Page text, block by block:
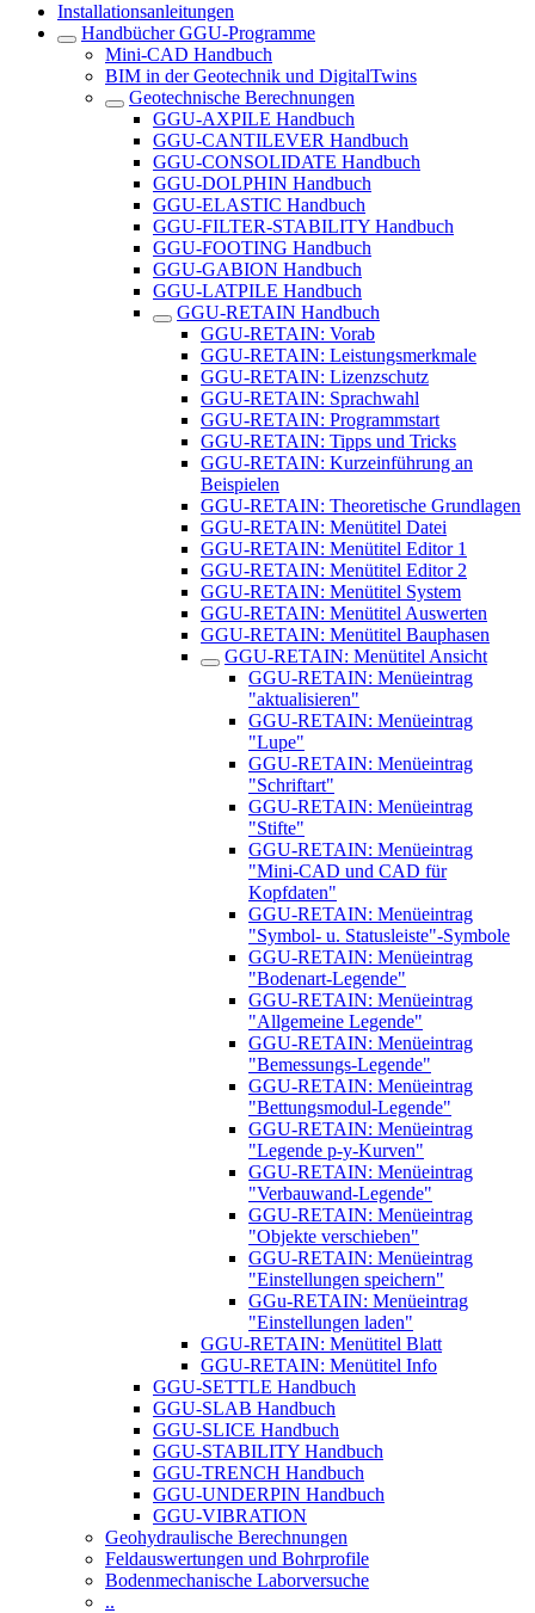
Installationsanleitungen
Handbücher GGU-Programme
Mini-CAD Handbuch
BIM in der Geotechnik und DigitalTwins
Geotechnische Berechnungen
GGU-AXPILE Handbuch
GGU-CANTILEVER Handbuch
GGU-CONSOLIDATE Handbuch
GGU-DOLPHIN Handbuch
GGU-ELASTIC Handbuch
GGU-FILTER-STABILITY Handbuch
GGU-FOOTING Handbuch
GGU-GABION Handbuch
GGU-LATPILE Handbuch
GGU-RETAIN Handbuch
GGU-RETAIN: Vorab
GGU-RETAIN: Leistungsmerkmale
GGU-RETAIN: Lizenzschutz
GGU-RETAIN: Sprachwahl
GGU-RETAIN: Programmstart
GGU-RETAIN: Tipps und Tricks
GGU-RETAIN: Kurzeinführung an
Beispielen
GGU-RETAIN: Theoretische Grundlagen
GGU-RETAIN: Menütitel Datei
GGU-RETAIN: Menütitel Editor 1
GGU-RETAIN: Menütitel Editor 2
GGU-RETAIN: Menütitel System
GGU-RETAIN: Menütitel Auswerten
GGU-RETAIN: Menütitel Bauphasen
GGU-RETAIN: Menütitel Ansicht
GGU-RETAIN: Menüeintrag
"aktualisieren"
GGU-RETAIN: Menüeintrag
"Lupe"
GGU-RETAIN: Menüeintrag
"Schriftart"
GGU-RETAIN: Menüeintrag
"Stifte"
GGU-RETAIN: Menüeintrag
"Mini-CAD und CAD für
Kopfdaten"
GGU-RETAIN: Menüeintrag
"Symbol- u. Statusleiste"-Symbole
GGU-RETAIN: Menüeintrag
"Bodenart-Legende"
GGU-RETAIN: Menüeintrag
"Allgemeine Legende"
GGU-RETAIN: Menüeintrag
"Bemessungs-Legende"
GGU-RETAIN: Menüeintrag
"Bettungsmodul-Legende"
GGU-RETAIN: Menüeintrag
"Legende p-y-Kurven"
GGU-RETAIN: Menüeintrag
"Verbauwand-Legende"
GGU-RETAIN: Menüeintrag
"Objekte verschieben"
GGU-RETAIN: Menüeintrag
"Einstellungen speichern"
GGu-RETAIN: Menüeintrag
"Einstellungen laden"
GGU-RETAIN: Menütitel Blatt
GGU-RETAIN: Menütitel Info
GGU-SETTLE Handbuch
GGU-SLAB Handbuch
GGU-SLICE Handbuch
GGU-STABILITY Handbuch
GGU-TRENCH Handbuch
GGU-UNDERPIN Handbuch
GGU-VIBRATION
Geohydraulische Berechnungen
Feldauswertungen und Bohrprofile
Bodenmechanische Laborversuche
..